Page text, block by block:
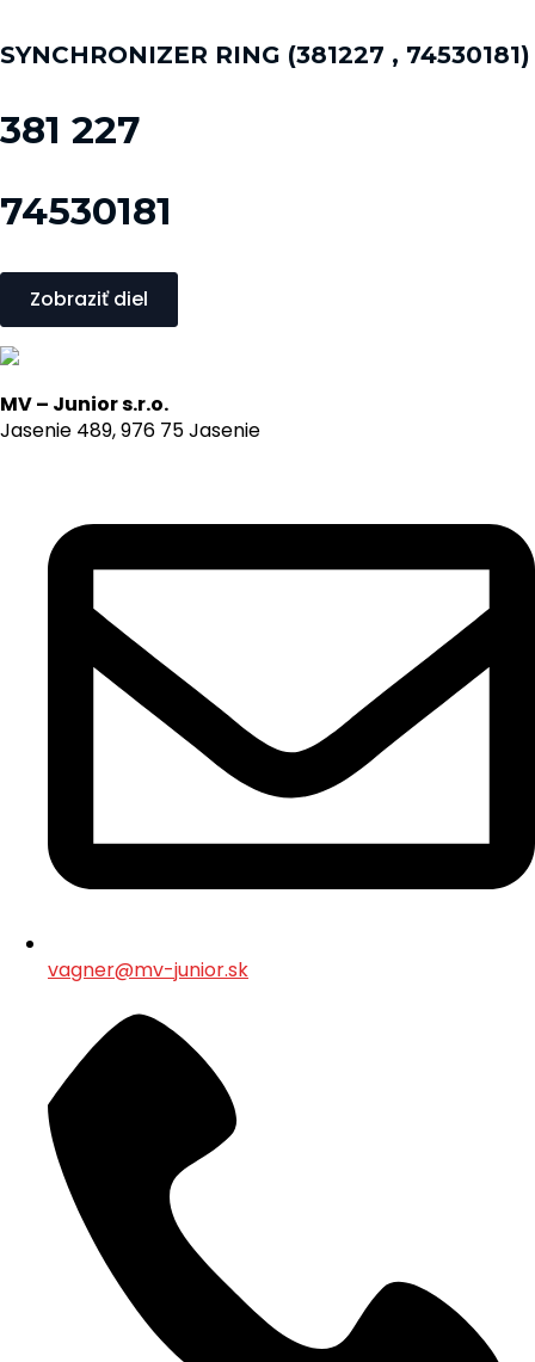
SYNCHRONIZER RING (381227 , 74530181)
381 227
74530181
Zobraziť diel
MV – Junior s.r.o.
Jasenie 489, 976 75 Jasenie
vagner@mv-junior.sk